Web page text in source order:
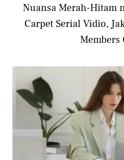
Nuansa Merah-Hitam
Carpet Serial Vidio,
Members